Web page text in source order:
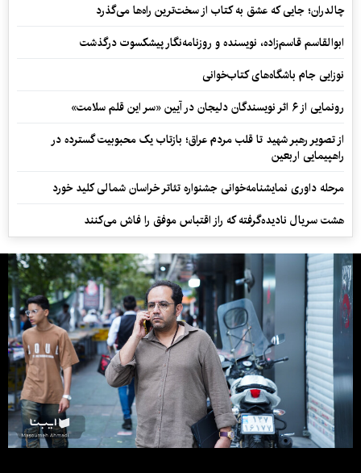
چالدران؛ جایی که عشق به کتاب از سخت‌ترین راه‌ها می‌گذرد
ابوالقاسم قاسم‌زاده، نویسنده و روزنامه‌نگار پیشکسوت درگذشت
نوزایی جام باشگاه‌های کتاب‌خوانی
رونمایی از ۶ اثر نویسندگان دلیجان در آیین «سر این قلم سلامت»
از تصویر رهبر شهید تا قلب مردم عراق؛ بازتاب یک محبوبیت گسترده در
راهپیمایی اربعین
مرحله داوری نمایشنامه‌خوانی جشنواره تئاتر خراسان شمالی کلید خورد
هشت سریال نادیده‌گرفته که راز اقتباس موفق را فاش می‌کنند